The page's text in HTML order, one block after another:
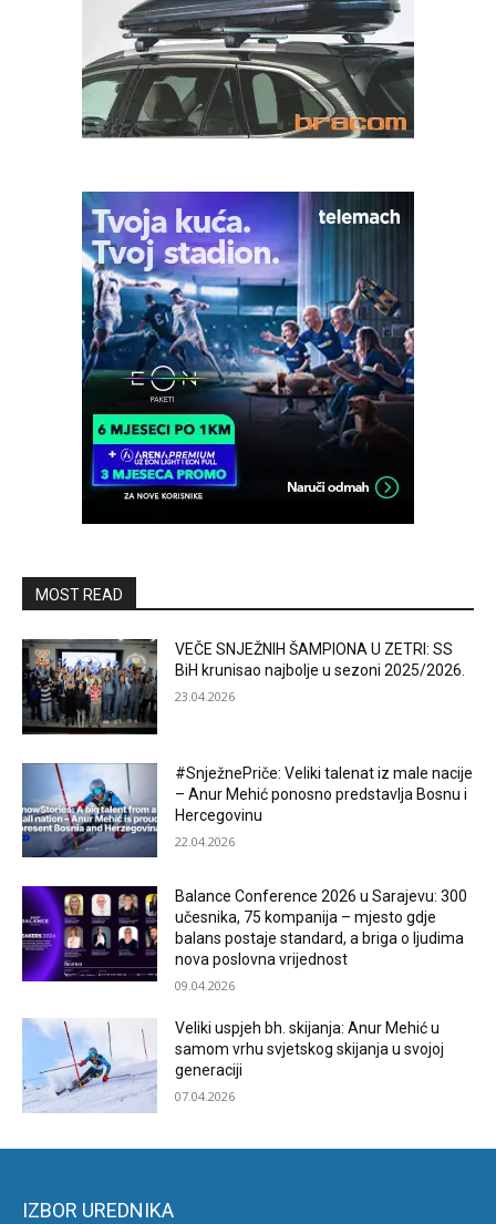
MOST READ
VEČE SNJEŽNIH ŠAMPIONA U ZETRI: SS
BiH krunisao najbolje u sezoni 2025/2026.
23.04.2026
#SnježnePriče: Veliki talenat iz male nacije
– Anur Mehić ponosno predstavlja Bosnu i
Hercegovinu
22.04.2026
Balance Conference 2026 u Sarajevu: 300
učesnika, 75 kompanija – mjesto gdje
balans postaje standard, a briga o ljudima
nova poslovna vrijednost
09.04.2026
Veliki uspjeh bh. skijanja: Anur Mehić u
samom vrhu svjetskog skijanja u svojoj
generaciji
07.04.2026
IZBOR UREDNIKA